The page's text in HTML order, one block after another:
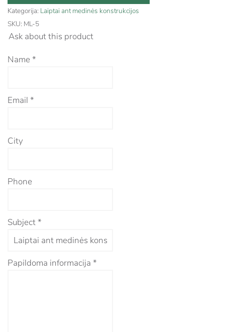
Kategorija: Laiptai ant medinės konstrukcijos
SKU: ML-5
Ask about this product
Name *
Email *
City
Phone
Subject*
Papildoma informacija *